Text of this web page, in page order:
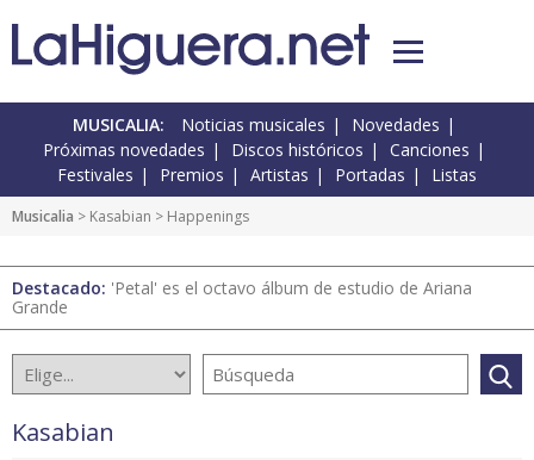
MUSICALIA: Noticias musicales
Novedades
Próximas novedades
Discos históricos
Canciones
Festivales
Premios Artistas Portadas Listas
Musicalia > Kasabian > Happenings
Destacado: 'Petal' es el octavo álbum de estudio de Ariana
Grande
Kasabian